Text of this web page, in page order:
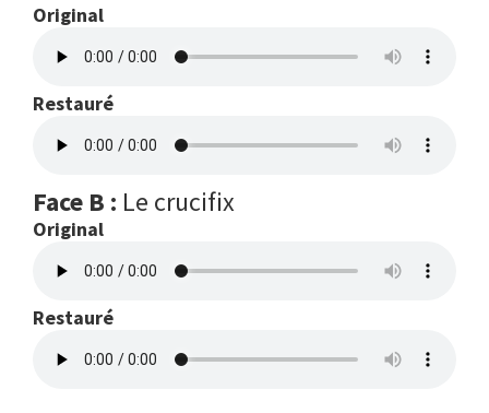
Original
Restauré
Face B : Le crucifix
Original
Restauré